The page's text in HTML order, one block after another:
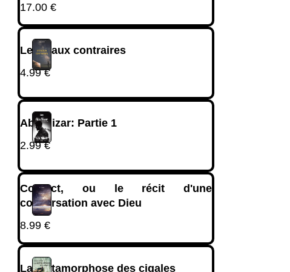
17.00 €
Les maux contraires
4.99€
Abu Nizar: Partie 1
2.99€
Contact, ou le récit d'une
conversation avec Dieu
8.99 €
La métamorphose des cigales